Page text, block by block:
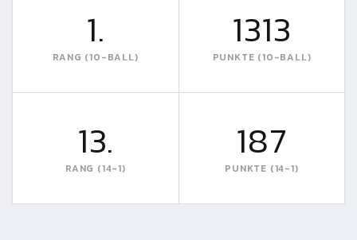
1.
RANG (10-BALL)
1313
PUNKTE (10-BALL)
13.
RANG (14-1)
187
PUNKTE (14-1)